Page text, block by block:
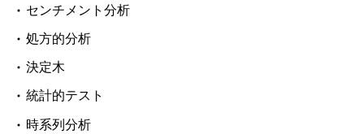
センチメント分析
処方的分析
決定木
統計的テスト
時系列分析